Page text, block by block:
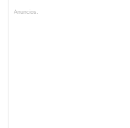
Anuncios.